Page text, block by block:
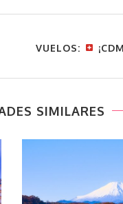
VUELOS:
SIMILARES